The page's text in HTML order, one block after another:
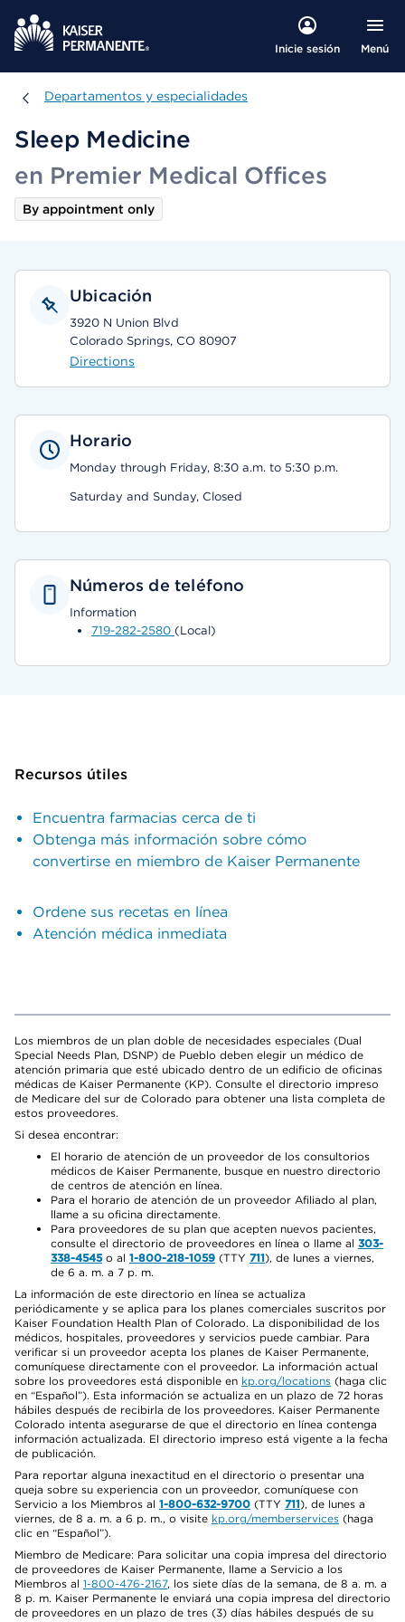
Inicie sesión Menú
Departamentos y especialidades
Departamentos y especialidades
Sleep Medicine
en Premier Medical Offices
By appointment only
Ubicación
3920 N Union Blvd
Colorado Springs, CO 80907
Directions
Horario
Monday through Friday, 8:30 a.m. to 5:30 p.m.
Saturday and Sunday, Closed
Números de teléfono
Information
719-282-2580 (Local)
Recursos útiles
Encuentra farmacias cerca de ti
Obtenga más información sobre cómo
convertirse en miembro de Kaiser Permanente
Ordene sus recetas en línea
Atención médica inmediata
Los miembros de un plan doble de necesidades especiales (Dual
Special Needs Plan, DSNP) de Pueblo deben elegir un médico de
atención primaria que esté ubicado dentro de un edificio de oficinas
médicas de Kaiser Permanente (KP). Consulte el directorio impreso
de Medicare del sur de Colorado para obtener una lista completa de
estos proveedores.
Si desea encontrar:
El horario de atención de un proveedor de los consultorios
médicos de Kaiser Permanente, busque en nuestro directorio
de centros de atención en línea.
Para el horario de atención de un proveedor Afiliado al plan,
llame a su oficina directamente.
Para proveedores de su plan que acepten nuevos pacientes,
consulte el directorio de proveedores en línea o llame al 303-
338-4545o al 1-800-218-1059 (TTY 711), de lunes a viernes,
de 6 a. m. a 7 p. m.
La información de este directorio en línea se actualiza
periódicamente y se aplica para los planes comerciales suscritos por
Kaiser Foundation Health Plan of Colorado. La disponibilidad de los
médicos, hospitales, proveedores y servicios puede cambiar. Para
verificar si un proveedor acepta los planes de Kaiser Permanente,
comuníquese directamente con el proveedor. La información actual
sobre los proveedores está disponible en kp.org/locations (haga clic
en “Español”). Esta información se actualiza en un plazo de 72 horas
hábiles después de recibirla de los proveedores. Kaiser Permanente
Colorado intenta asegurarse de que el directorio en línea contenga
información actualizada. El directorio impreso está vigente a la fecha
de publicación.
Para reportar alguna inexactitud en el directorio o presentar una
queja sobre su experiencia con un proveedor, comuníquese con
Servicio a los Miembros al 1-800-632-9700 (TTY 711), de lunes a
viernes, de 8 a. m. a 6 p. m., o visite kp.org/memberservices (haga
clic en “Español”).
Miembro de Medicare: Para solicitar una copia impresa del directorio
de proveedores de Kaiser Permanente, llame a Servicio a los
Miembros al 1-800-476-2167, los siete días de la semana, de 8 a. m. a
8 p. m. Kaiser Permanente le enviará una copia impresa del directorio
de proveedores en un plazo de tres (3) días hábiles después de su